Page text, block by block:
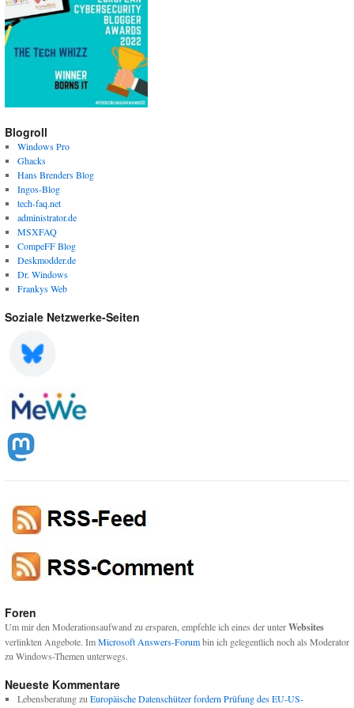
Blogroll
Windows Pro
Ghacks
Hans Brenders Blog
Ingos-Blog
tech-faq.net
administrator.de
MSXFAQ
CompeFF Blog
Deskmodder.de
Dr. Windows
Frankys Web
Soziale Netzwerke-Seiten
Foren
Um mir den Moderationsaufwand zu ersparen, empfehle ich eines der unterWebsites
verlinkten Angebote. ImMicrosoft Answers-Forumbin ich gelegentlich noch als Moderator
zu Windows-Themen unterwegs.
Neueste Kommentare
Lebensberatungzu Europäische Datenschützer fordern Prüfung des EU-US-